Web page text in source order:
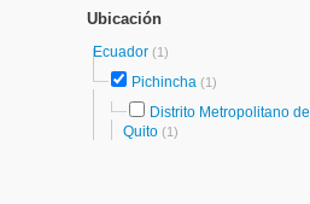
Ubicación
Ecuador (1)
Pichincha (1)
Distrito Metropolitano de
Quito (1)